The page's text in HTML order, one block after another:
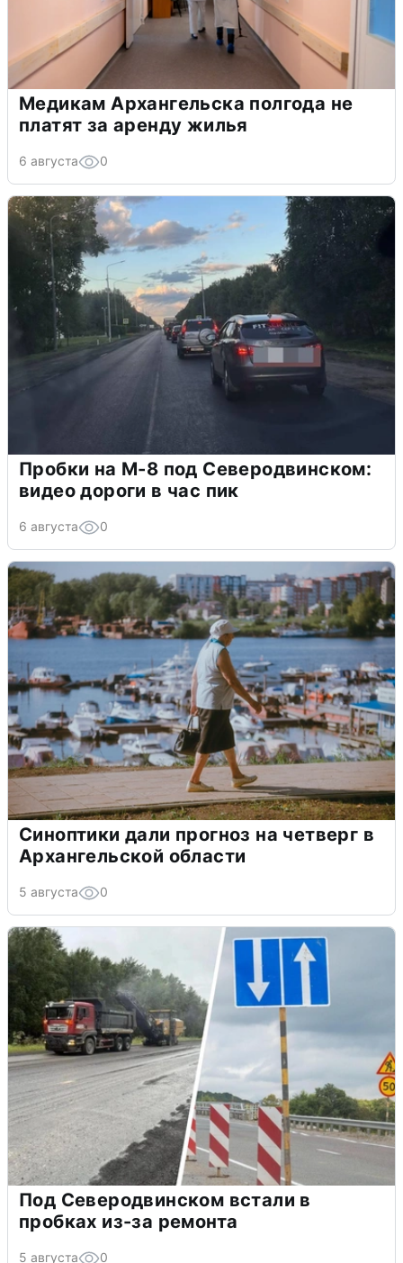
Медикам Архангельска полгода не
платят за аренду жилья
6 августа 0
Пробки на М-8 под Северодвинском:
видео дороги в час пик
6 августа 0
Синоптики дали прогноз на четверг в
Архангельской области
5 августа 0
Под Северодвинском встали в
пробках из-за ремонта
5 августа 0